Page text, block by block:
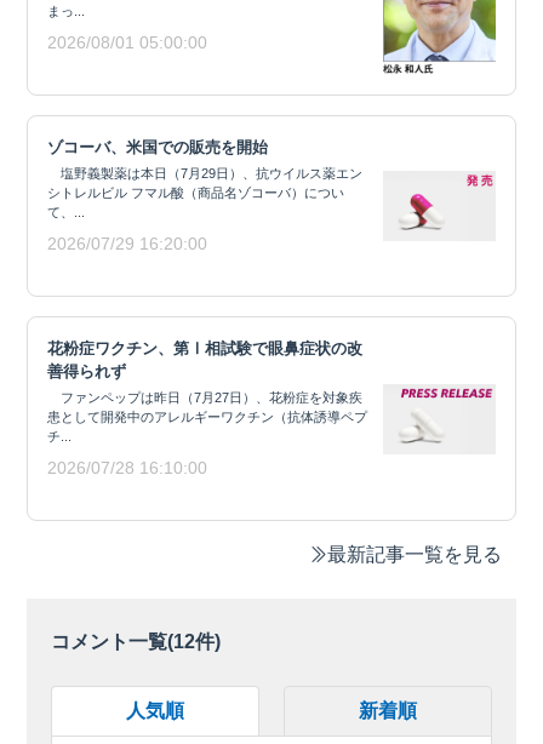
まっ...
2026/08/01 05:00:00
ゾコーバ、米国での販売を開始
塩野義製薬は本日（7月29日）、抗ウイルス薬エン
シトレルビル フマル酸（商品名ゾコーバ）につい
て、...
2026/07/29 16:20:00
花粉症ワクチン、第Ⅰ相試験で眼鼻症状の改
善得られず
ファンペップは昨日（7月27日）、花粉症を対象疾
患として開発中のアレルギーワクチン（抗体誘導ペプ
チ...
2026/07/28 16:10:00
最新記事一覧を見る
コメント一覧(12件)
人気順 新着順